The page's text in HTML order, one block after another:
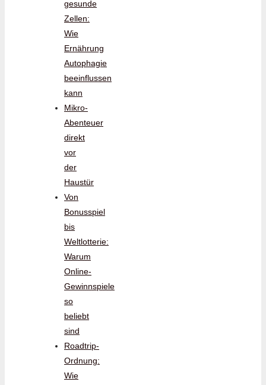
gesunde
Zellen:
Wie
Ernährung
Autophagie
beeinflussen
kann
Mikro-
Abenteuer
direkt
vor
der
Haustür
Von
Bonusspiel
bis
Weltlotterie:
Warum
Online-
Gewinnspiele
so
beliebt
sind
Roadtrip-
Ordnung:
Wie